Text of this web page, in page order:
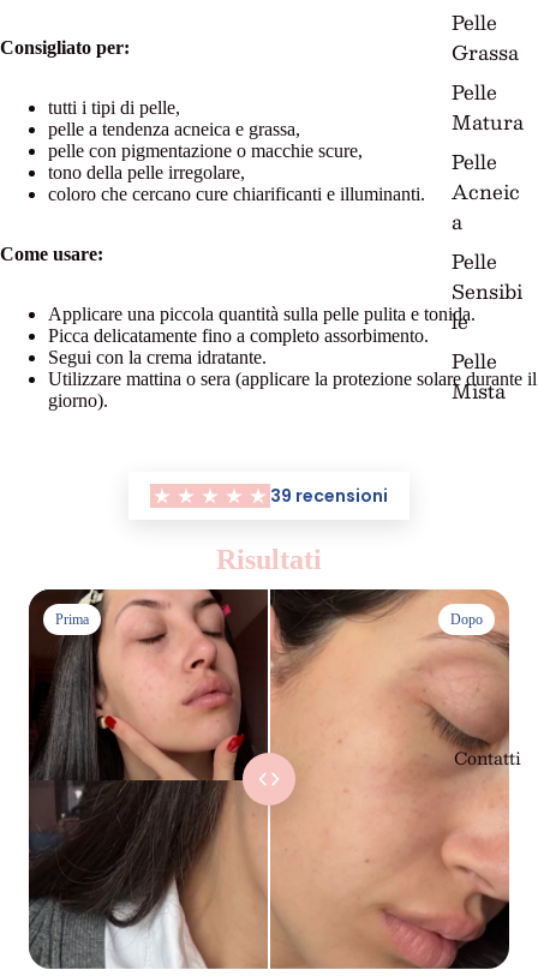
Pelle
Grassa
Pelle
Matura
Pelle
Acneic
a
Pelle
Sensibi
le
Pelle
Mista
Contatti
Consigliato per:
tutti i tipi di pelle,
pelle a tendenza acneica e grassa,
pelle con pigmentazione o macchie scure,
tono della pelle irregolare,
coloro che cercano cure chiarificanti e illuminanti.
Come usare:
Applicare una piccola quantità sulla pelle pulita e tonida.
Picca delicatamente fino a completo assorbimento.
Segui con la crema idratante.
Utilizzare mattina o sera (applicare la protezione solare durante il
giorno).
39 recensioni
Risultati
Dopo
Prima